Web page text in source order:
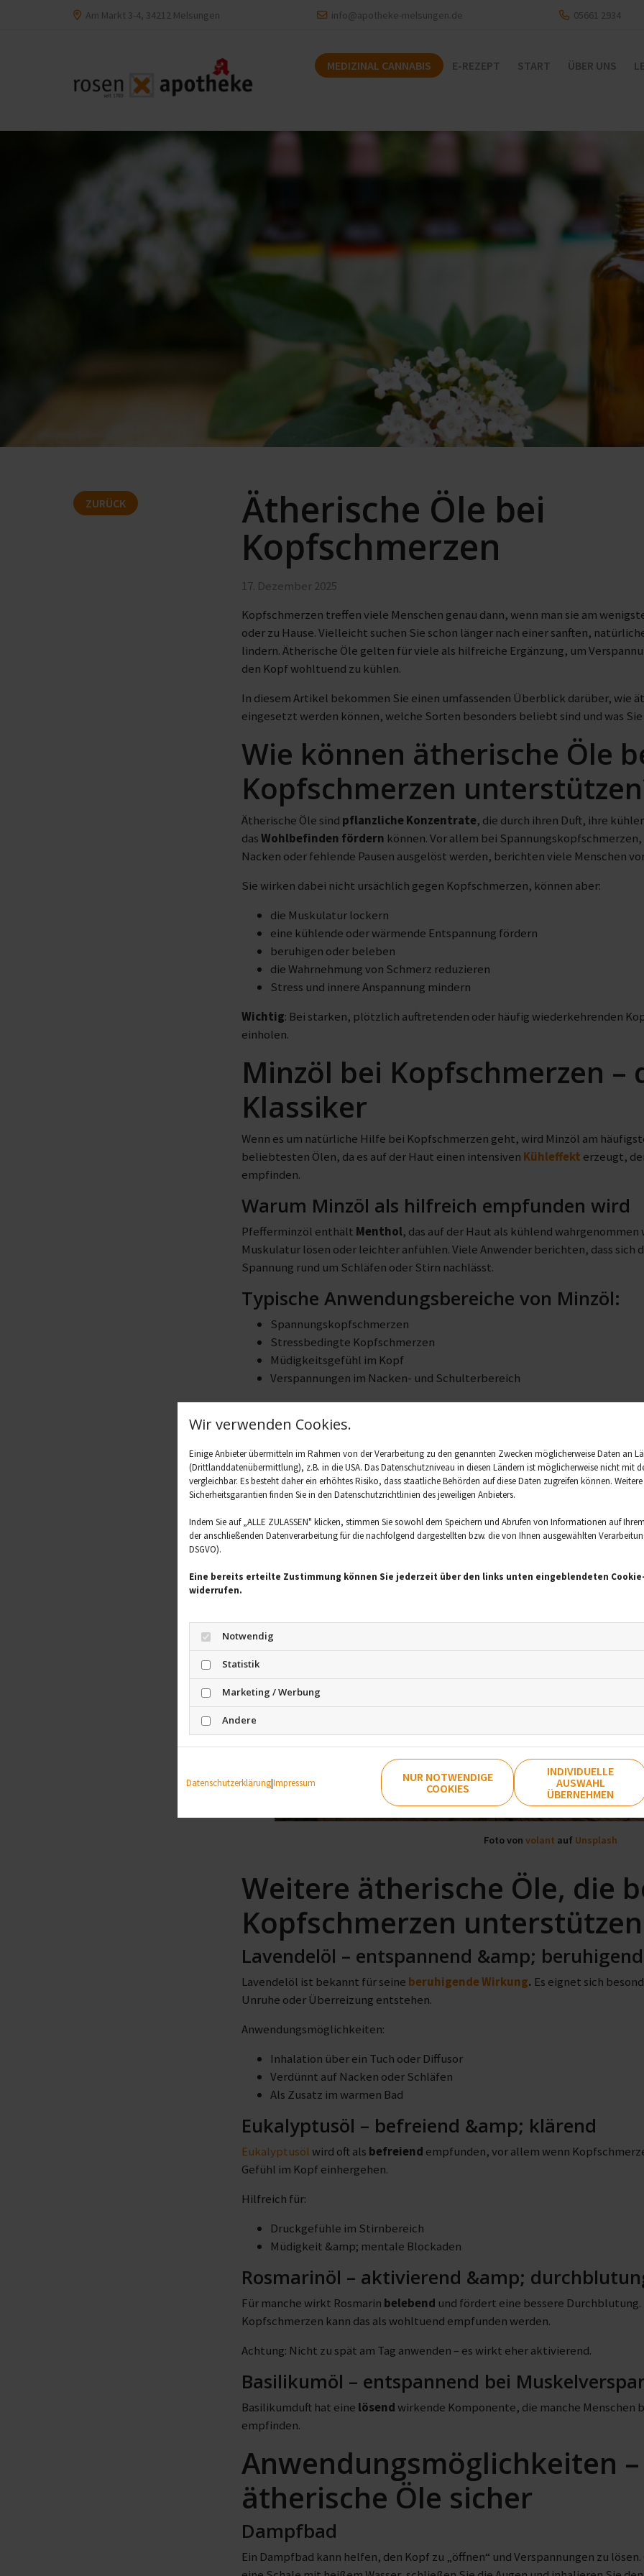
Am Markt 3-4, 34212 Melsungen info@apotheke-melsungen.de 05661 2934
MEDIZINAL CANNABIS E-REZEPT START ÜBER UNS
ZURÜCK
Ätherische Öle bei
Kopfschmerzen
17. Dezember 2025
Kopfschmerzen treffen viele Menschen genau dann, wenn man sie am
oder zu Hause. Vielleicht suchen Sie schon länger nach einer sanften,
lindern. Ätherische Öle gelten für viele als hilfreiche Ergänzung, um
den Kopf wohltuend zu kühlen.
In diesem Artikel bekommen Sie einen umfassenden Überblick darüber, wie
eingesetzt werden können, welche Sorten besonders beliebt sind und was
Wie können ätherische Öle
Kopfschmerzen
Ätherische Öle sind pflanzliche Konzentrate, die durch ihren Duft, ihre
dasWohlbefinden fördern können. Vor allem bei
Nacken oder fehlende Pausen ausgelöst werden, berichten viele Menschen
Sie wirken dabei nicht ursächlich gegen Kopfschmerzen, können aber:
die Muskulatur lockern
eine kühlende oder wärmende Entspannung fördern
beruhigen oder beleben
die Wahrnehmung von Schmerz reduzieren
Stress und innere Anspannung mindern
Wichtig: Bei starken, plötzlich auftretenden oder häufig wiederkehrenden
einholen.
Minzöl bei Kopfschmerzen –
Klassiker
Wenn es um natürliche Hilfe bei Kopfschmerzen geht, wird Minzöl am
beliebtesten Ölen, da es auf der Haut einen intensiven Kühleffekt erzeugt,
empfinden.
Warum Minzöl als hilfreich empfunden wird
Pfefferminzöl enthält Menthol, das auf der Haut als kühlend
Muskulatur lösen oder leichter anfühlen. Viele Anwender berichten, dass sich
Spannung rund um Schläfen oder Stirn nachlässt.
Typische Anwendungsbereiche von Minzöl:
Spannungskopfschmerzen
Stressbedingte Kopfschmerzen
Müdigkeitsgefühl im Kopf
Verspannungen im Nacken- und Schulterbereich
So kann Minzöl angewendet werden:
Auf die Schläfen und Stirn: Einen Tropfen mit einem Trägeröl verdünnen,
Für den Nacken: Hilft vielen bei hartnäckigen Verspannungen.
Als Duft: 1–2 Tropfen in den Diffusor für einen klaren, frischen Kopf.
Achtung: Nie unverdünnt auf empfindliche Haut oder in die Augen bringen.
Foto von volant auf Unsplash
Weitere ätherische Öle, die
Kopfschmerzen
Lavendelöl – entspannend &amp; beruhigend
Lavendelöl ist bekannt für seine beruhigende Wirkung. Es eignet sich
Unruhe oder Überreizung entstehen.
Anwendungsmöglichkeiten:
Inhalation über ein Tuch oder Diffusor
Verdünnt auf Nacken oder Schläfen
Als Zusatz im warmen Bad
Eukalyptusöl – befreiend &amp; klärend
Eukalyptusölwird oft als befreiend empfunden, vor allem wenn
Gefühl im Kopf einhergehen.
Hilfreich für:
Druckgefühle im Stirnbereich
Müdigkeit &amp; mentale Blockaden
Rosmarinöl – aktivierend &amp;
Für manche wirkt Rosmarin belebend und fördert eine bessere
Kopfschmerzen kann das als wohltuend empfunden werden.
Achtung: Nicht zu spät am Tag anwenden – es wirkt eher aktivierend.
Basilikumöl – entspannend bei
Basilikumduft hat eine lösendwirkende Komponente, die manche Menschen
empfinden.
Anwendungsmöglichkeiten
ätherische Öle sicher
Dampfbad
Ein Dampfbad kann helfen, den Kopf zu „öffnen“ und Verspannungen zu
Wir verwenden Cookies.
Einige Anbieter übermitteln im Rahmen von der Verarbeitung zu den genannten Zwecken möglicherweise Daten an
(Drittlanddatenübermittlung), z.B. in die USA. Das Datenschutzniveau in diesen Ländern ist möglicherweise nicht mit
vergleichbar. Es besteht daher ein erhöhtes Risiko, dass staatliche Behörden auf diese Daten zugreifen können.
Sicherheitsgarantien finden Sie in den Datenschutzrichtlinien des jeweiligen Anbieters.
Indem Sie auf „ALLE ZULASSEN" klicken, stimmen Sie sowohl dem Speichern und Abrufen von Informationen auf
der anschließenden Datenverarbeitung für die nachfolgend dargestellten bzw. die von Ihnen ausgewählten
DSGVO).
Eine bereits erteilte Zustimmung können Sie jederzeit über den links unten eingeblendeten
widerrufen.
Notwendig
Statistik
Marketing / Werbung
Andere
Datenschutzerklärung|Impressum
NUR NOTWENDIGE
COOKIES
INDIVIDUELLE
AUSWAHL
ÜBERNEHMEN